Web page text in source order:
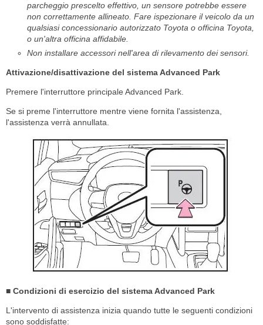
parcheggio prescelto effettivo, un sensore potrebbe essere
non correttamente allineato. Fare ispezionare il veicolo da un
qualsiasi concessionario autorizzato Toyota o officina Toyota,
o un'altra officina affidabile.
Non installare accessori nell'area di rilevamento dei sensori.
Attivazione/disattivazione del sistema Advanced Park
Premere l'interruttore principale Advanced Park.
Se si preme l'interruttore mentre viene fornita l'assistenza,
l'assistenza verrà annullata.
■ Condizioni di esercizio del sistema Advanced Park
L'intervento di assistenza inizia quando tutte le seguenti condizioni
sono soddisfatte: